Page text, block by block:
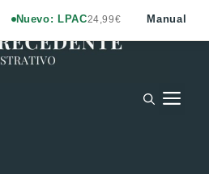
Nuevo: LPAC24,99€ Manual